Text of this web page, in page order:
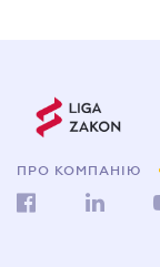
ПРО КОМПАНІЮ